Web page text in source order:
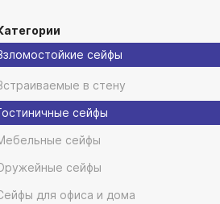
сейфы
в стену
сейфы
сейфы
сейфы
для офиса и дома